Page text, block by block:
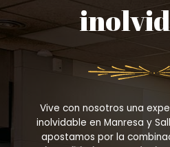
Vive con nosotros una
inolvidable en Manresa y
apostamos por la